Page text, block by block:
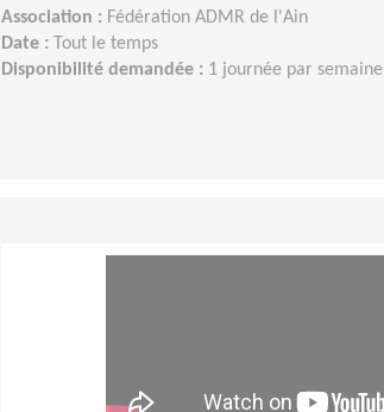
Association : Fédération ADMR de l'Ain
Date :
Tout le temps
Disponibilité demandée : 1 journée par semaine